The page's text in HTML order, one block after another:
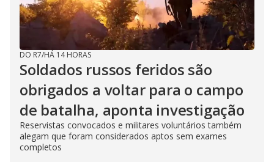
DO R7/HÁ 14 HORAS
Soldados russos feridos são
obrigados a voltar para o campo
de batalha, aponta investigação
Reservistas convocados e militares voluntários também
alegam que foram considerados aptos sem exames
completos